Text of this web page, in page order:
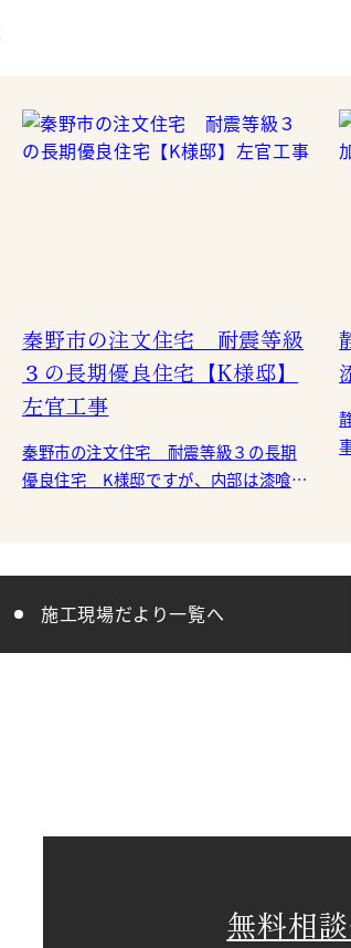
秦野市の注文住宅 耐震等級
３の長期優良住宅【K様邸】
左官工事
秦野市の注文住宅 耐震等級３の長期
優良住宅 K様邸ですが、内部は漆喰塗
施工現場だより一覧へ
無料相